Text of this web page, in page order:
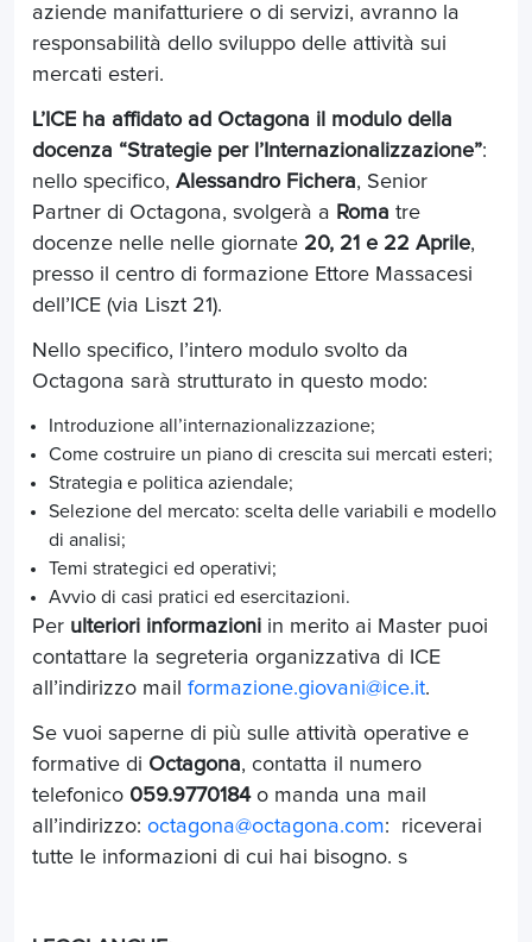
aziende manifatturiere o di servizi, avranno la
responsabilità dello sviluppo delle attività sui
mercati esteri.
L’ICE ha affidato ad Octagona il modulo della
docenza “Strategie per l’Internazionalizzazione”:
nello specifico, Alessandro Fichera, Senior
Partner di Octagona, svolgerà a Roma tre
docenze nelle nelle giornate 20, 21 e 22 Aprile,
presso il centro di formazione Ettore Massacesi
dell’ICE (via Liszt 21).
Nello specifico, l’intero modulo svolto da
Octagona sarà strutturato in questo modo:
Introduzione all’internazionalizzazione;
Come costruire un piano di crescita sui mercati esteri;
Strategia e politica aziendale;
Selezione del mercato: scelta delle variabili e modello
di analisi;
Temi strategici ed operativi;
Avvio di casi pratici ed esercitazioni.
Per ulteriori informazioni in merito ai Master puoi
contattare la segreteria organizzativa di ICE
all’indirizzo mail formazione.giovani@ice.it.
Se vuoi saperne di più sulle attività operative e
formative di Octagona, contatta il numero
telefonico 059.9770184o manda una mail
all’indirizzo: octagona@octagona.com: riceverai
tutte le informazioni di cui hai bisogno. s